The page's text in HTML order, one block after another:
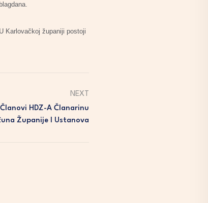
Karlovačkoj županiji postoji
NEXT
HDZ-A Članarinu
Županije I Ustanova